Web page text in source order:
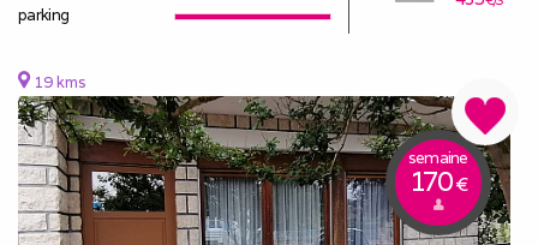
parking
19 kms
semaine
170€